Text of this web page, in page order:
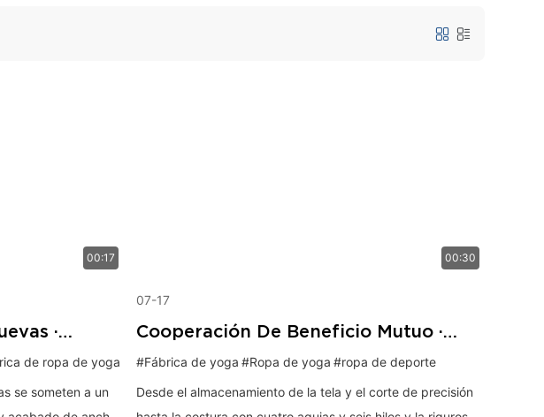
00:17
·
Ropa De
de ropa de yoga
se someten a un
00:30
07-17
Cooperación De Beneficio Mutuo ·
Ingrese Un Fabricante Profesional De
Ropa De Yoga
#Fábrica de yoga #Ropa de yoga #ropa de deporte
Desde el almacenamiento de la tela y el corte de precisión